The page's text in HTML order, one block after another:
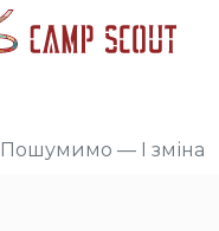
Пошумимо — I зміна